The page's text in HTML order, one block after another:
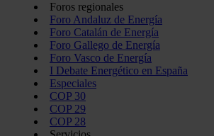
Foros regionales
Foro Andaluz de Energía
Foro Catalán de Energía
Foro Gallego de Energía
Foro Vasco de Energía
I Debate Energético en España
Especiales
COP 30
COP 29
COP 28